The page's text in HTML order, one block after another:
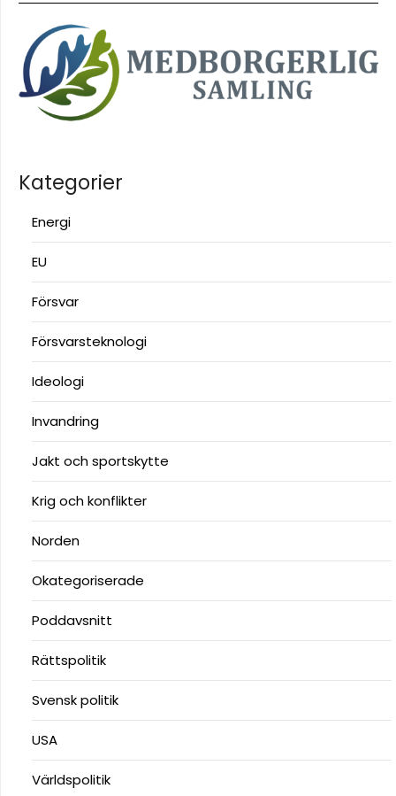
Kategorier
Energi
EU
Försvar
Försvarsteknologi
Ideologi
Invandring
Jakt och sportskytte
Krig och konflikter
Norden
Okategoriserade
Poddavsnitt
Rättspolitik
Svensk politik
USA
Världspolitik